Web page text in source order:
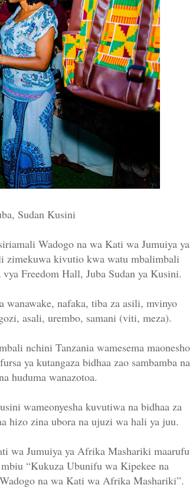
Sudan Kusini
Wadogo na wa Kati wa Jumuiya ya
zimekuwa kivutio kwa watu mbalimbali
Freedom Hall, Juba Sudan ya Kusini.
nafaka, tiba za asili, mvinyo
asali, urembo, samani (viti, meza).
nchini Tanzania wamesema maonesho
ya kutangaza bidhaa zao sambamba na
huduma wanazotoa.
wameonyesha kuvutiwa na bidhaa za
hizo zina ubora na ujuzi wa hali ya juu.
wa Jumuiya ya Afrika Mashariki maarufu
“Kukuza Ubunifu wa Kipekee na
na wa Kati wa Afrika Mashariki”.